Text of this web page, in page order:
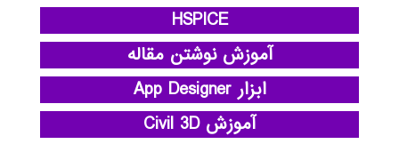
HSPICE
آموزش نوشتن مقاله
ابزار App Designer
آموزش Civil 3D